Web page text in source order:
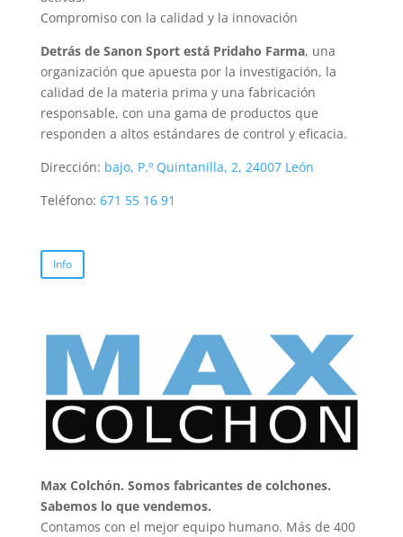
Compromiso con la calidad y la innovación
Detrás de Sanon Sport está Pridaho Farma, una
organización que apuesta por la investigación, la
calidad de la materia prima y una fabricación
responsable, con una gama de productos que
responden a altos estándares de control y eficacia.
Dirección: bajo, P.º Quintanilla, 2, 24007 León
Teléfono: 671 55 16 91
Info
Max Colchón. Somos fabricantes de colchones.
Sabemos lo que vendemos.
Contamos con el mejor equipo humano. Más de 400